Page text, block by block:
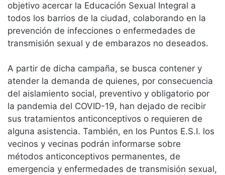
objetivo acercar la Educación Sexual Integral a
todos los barrios de la ciudad, colaborando en la
prevención de infecciones o enfermedades de
transmisión sexual y de embarazos no deseados.
A partir de dicha campaña, se busca contener y
atender la demanda de quienes, por consecuencia
del aislamiento social, preventivo y obligatorio por
la pandemia del COVID-19, han dejado de recibir
sus tratamientos anticonceptivos o requieren de
alguna asistencia. También, en los Puntos E.S.I. los
vecinos y vecinas podrán informarse sobre
métodos anticonceptivos permanentes, de
emergencia y enfermedades de transmisión sexual,